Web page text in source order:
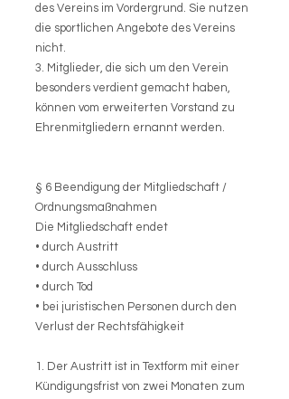
des Vereins im Vordergrund. Sie nutzen
die sportlichen Angebote des Vereins
nicht.
3. Mitglieder, die sich um den Verein
besonders verdient gemacht haben,
können vom erweiterten Vorstand zu
Ehrenmitgliedern ernannt werden.
§ 6 Beendigung der Mitgliedschaft /
Ordnungsmaßnahmen
Die Mitgliedschaft endet
• durch Austritt
• durch Ausschluss
• durch Tod
• bei juristischen Personen durch den
Verlust der Rechtsfähigkeit
1. Der Austritt ist in Textform mit einer
Kündigungsfrist von zwei Monaten zum